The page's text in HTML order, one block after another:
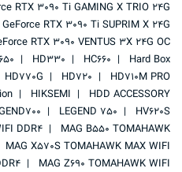
RTX 3090 Ti GAMING X TRIO 24G
GeForce RTX 3090 Ti SUPRIM X 24G
RTX 3090 VENTUS 3X 24G OC
Hard Box
HC660
HD330
HD710M PRO
HD720
HD770G
HDD ACCESSORY
HIKSEMI
HV620S
LEGEND 750
MAG B550 TOMAHAWK
DDR4
MAG X570S TOMAHAWK MAX WIFI
MAG Z690 TOMAHAWK WIFI